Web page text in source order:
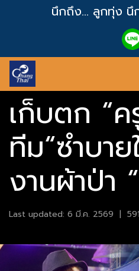
นึกถึง... ลูกทุ่ง นึ
เก็บตก “ค
ทีม“ซำบาย
งานผ้าป่า
Last updated: 6 มี.ค. 2569 |